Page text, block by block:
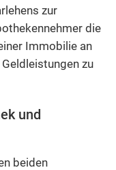
zur
die
Immobilie an
zu
und
beiden